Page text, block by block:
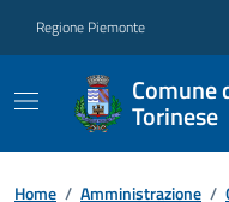
Regione Piemonte
Comune
Torinese
Home / Amministrazione /